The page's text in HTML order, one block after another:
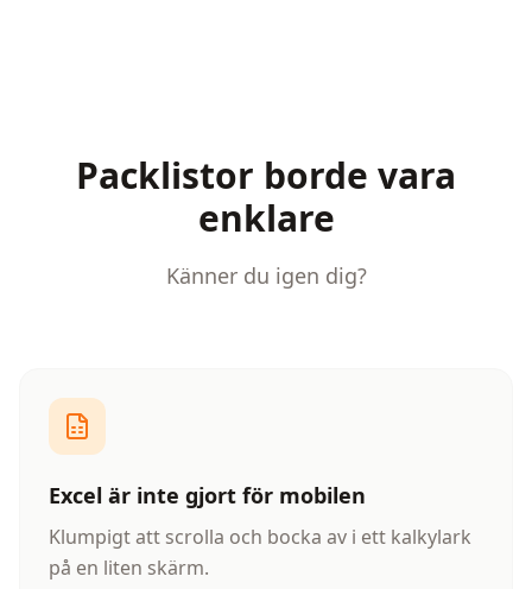
Packlistor borde vara
enklare
Känner du igen dig?
Excel är inte gjort för mobilen
Klumpigt att scrolla och bocka av i ett kalkylark
på en liten skärm.